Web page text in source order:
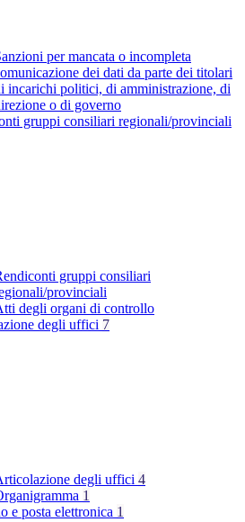
per mancata o incompleta
dei dati da parte dei titolari
incarichi politici, di amministrazione, di
o di governo
gruppi consiliari regionali/provinciali
gruppi consiliari
provinciali
degli organi di controllo
degli uffici 7
degli uffici 4
1
e posta elettronica 1